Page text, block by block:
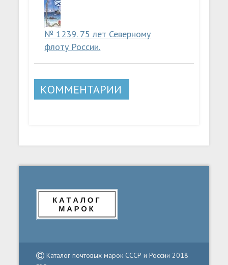
№ 1239. 75 лет Северному
флоту России.
КОММЕНТАРИИ
Каталог почтовых марок СССР и России 2018